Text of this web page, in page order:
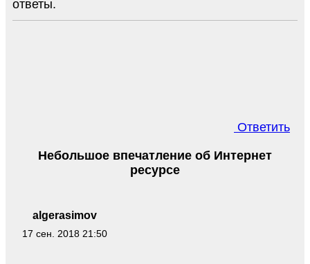
ответы.
Ответить
algerasimov
17 сен. 2018 21:50
Небольшое впечатление об Интернет
ресурсе